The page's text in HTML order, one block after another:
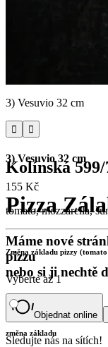
Kolínská
Pizza
Máme nové
pizzu
nebo si ji nechtě
Objednat online
Sledujte nás na sítích!
3) Vesuvio 32 cm
 
3) Vesuvio 32 cm
155 Kč
tomato, mozzarella,
Změna základu pizzy
Vyberte až 1
změna základu